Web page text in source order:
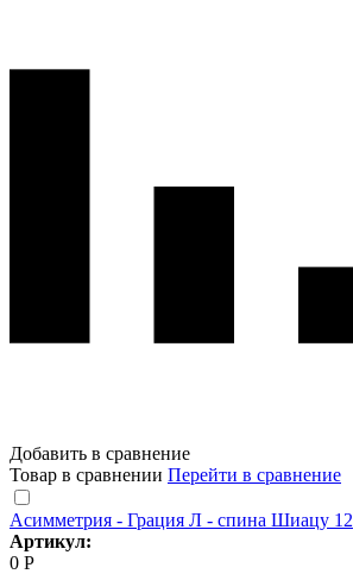
Добавить в сравнение
Товар в сравнении Перейти в сравнение
Асимметрия - Грация Л - спина Шиацу 12
Артикул:
0 Р